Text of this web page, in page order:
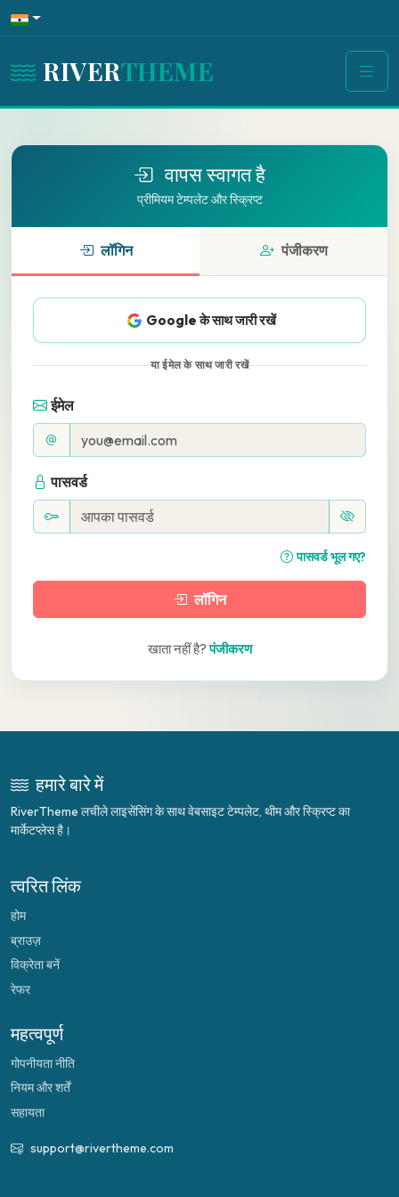
RIVERTHEME
वापस स्वागत है
प्रीमियम टेम्पलेट और स्क्रिप्ट
लॉगिन पंजीकरण
Google के साथ जारी रखें
या ईमेल के साथ जारी रखें
ईमेल
पासवर्ड
पासवर्ड भूल गए?
लॉगिन
खाता नहीं है?पंजीकरण
हमारे बारे में
RiverTheme लचीले लाइसेंसिंग के साथ वेबसाइट टेम्पलेट, थीम और स्क्रिप्ट का
मार्केटप्लेस है।
त्वरित लिंक
होम
ब्राउज़
विक्रेता बनें
रेफर
महत्वपूर्ण
गोपनीयता नीति
नियम और शर्तें
सहायता
support@rivertheme.com